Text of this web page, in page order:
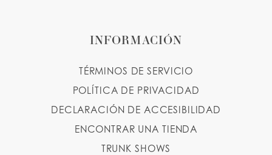
INFORMACIÓN
TÉRMINOS DE SERVICIO
POLÍTICA DE PRIVACIDAD
DECLARACIÓN DE ACCESIBILIDAD
ENCONTRAR UNA TIENDA
TRUNK SHOWS